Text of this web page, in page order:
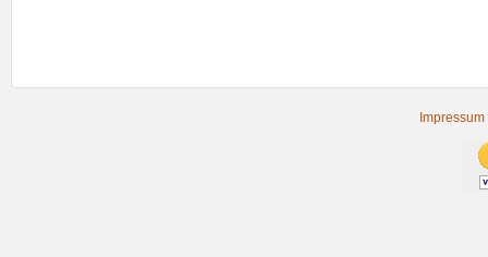
Impressum